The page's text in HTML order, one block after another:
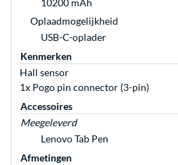
10200 mAh
Oplaadmogelijkheid
USB-C-oplader
Kenmerken
Hall sensor
1x Pogo pin connector (3-pin)
Accessoires
Meegeleverd
Lenovo Tab Pen
Afmetingen